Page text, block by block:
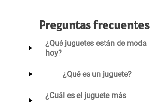
Preguntas frecuentes
¿Qué juguetes están de moda
hoy?
¿Qué es un juguete?
¿Cuál es el juguete más